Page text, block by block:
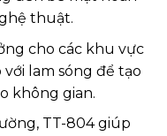
thuật.
cho các khu vực
lam sóng để tạo
không gian.
TT-804 giúp